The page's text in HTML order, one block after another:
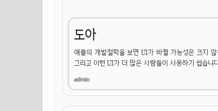
도아
애플의 개발철학을 보면 UI가 바뀔 가능성은 크지
그리고 이런 UI가 더 많은 사람들이 사용하기 쉽습니